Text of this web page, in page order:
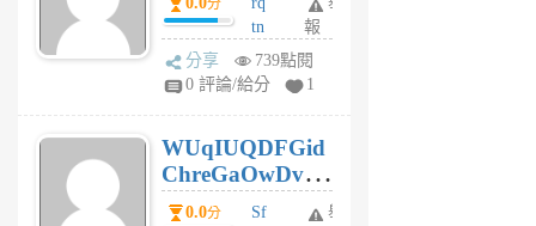
分
tn
jt
gl
個
月
前
報
分享
739點閱
0 評論/給分
1
WUqIUQDFGid
ChreGaOwDv
dY0.0分
Sf
舉